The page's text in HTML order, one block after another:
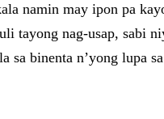
namin may ipon pa
tayong nag-usap, sabi
sa binenta n’yong lupa sa